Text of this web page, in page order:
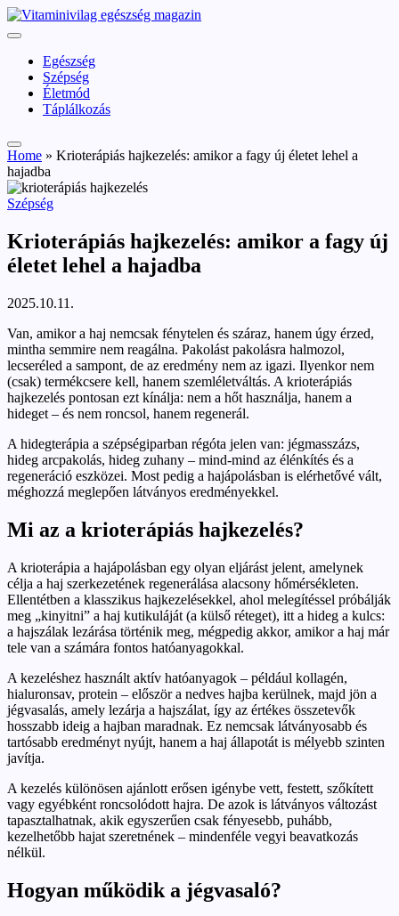
Skip
to
Vitaminivilág:
szépség
Egészség
Szépség
Életmód
Táplálkozás
Home » Krioterápiás hajkezelés: amikor a fagy új életet lehel a
hajadba
Posted
Szépség
Krioterápiás hajkezelés: amikor a fagy új
életet lehel a hajadba
2025.10.11.
Van, amikor a haj nemcsak fénytelen és száraz, hanem úgy érzed,
mintha semmire nem reagálna. Pakolást pakolásra halmozol,
lecseréled a sampont, de az eredmény nem az igazi. Ilyenkor nem
(csak) termékcsere kell, hanem szemléletváltás. A krioterápiás
hajkezelés pontosan ezt kínálja: nem a hőt használja, hanem a
hideget – és nem roncsol, hanem regenerál.
A hidegterápia a szépségiparban régóta jelen van: jégmasszázs,
hideg arcpakolás, hideg zuhany – mind-mind az élénkítés és a
regeneráció eszközei. Most pedig a hajápolásban is elérhetővé vált,
méghozzá meglepően látványos eredményekkel.
Mi az a krioterápiás hajkezelés?
A krioterápia a hajápolásban egy olyan eljárást jelent, amelynek
célja a haj szerkezetének regenerálása alacsony hőmérsékleten.
Ellentétben a klasszikus hajkezelésekkel, ahol melegítéssel próbálják
meg „kinyitni” a haj kutikuláját (a külső réteget), itt a hideg a kulcs:
a hajszálak lezárása történik meg, mégpedig akkor, amikor a haj már
tele van a számára fontos hatóanyagokkal.
A kezeléshez használt aktív hatóanyagok – például kollagén,
hialuronsav, protein – először a nedves hajba kerülnek, majd jön a
jégvasalás, amely lezárja a hajszálat, így az értékes összetevők
hosszabb ideig a hajban maradnak. Ez nemcsak látványosabb és
tartósabb eredményt nyújt, hanem a haj állapotát is mélyebb szinten
javítja.
A kezelés különösen ajánlott erősen igénybe vett, festett, szőkített
vagy egyébként roncsolódott hajra. De azok is látványos változást
tapasztalhatnak, akik egyszerűen csak fényesebb, puhább,
kezelhetőbb hajat szeretnének – mindenféle vegyi beavatkozás
nélkül.
Hogyan működik a jégvasaló?